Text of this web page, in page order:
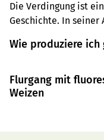
Die Verdingung ist
Geschichte. In seiner
Verdingbuben im
Wie produziere ich
Flurgang mit
Weizen